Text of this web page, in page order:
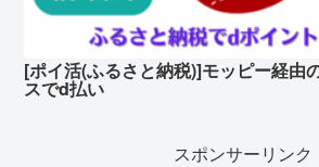
[ポイ活(ふるさと納税)]モッピー経由
スでd払い
スポンサーリンク